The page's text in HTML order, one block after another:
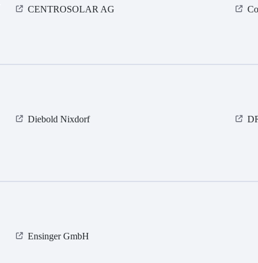
CENTROSOLAR AG
Diebold Nixdorf
Ensinger GmbH